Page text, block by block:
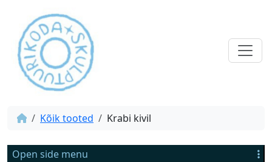
Kõik tooted Krabi kivil
Open side menu